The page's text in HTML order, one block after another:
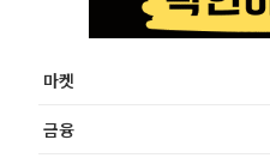
마켓
금융